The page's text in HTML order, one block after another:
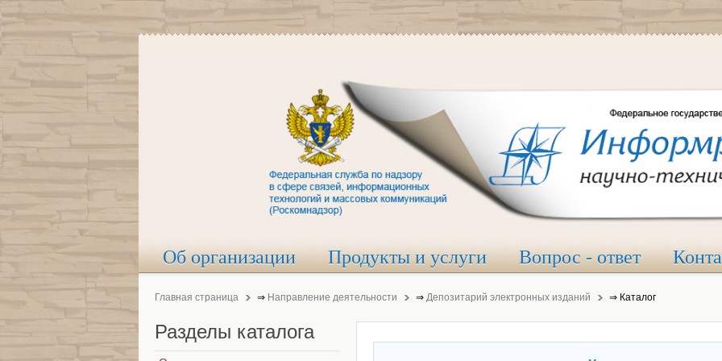
Об организации Продукты и услуги Вопрос - ответ
Главная страница ⇒ Направление деятельности ⇒ Депозитарий электронных изданий ⇒ Каталог
Разделы каталога